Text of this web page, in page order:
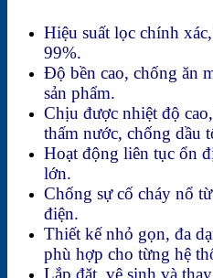
Hiệu suất lọc chính
99%.
Độ bền cao, chống ăn
sản phẩm.
Chịu được nhiệt độ
thấm nước, chống dầu
Hoạt động liên tục ổn
lớn.
Chống sự cố cháy nổ
điện.
Thiết kế nhỏ gọn, đa
phù hợp cho từng hệ
Lắp đặt, vệ sinh và